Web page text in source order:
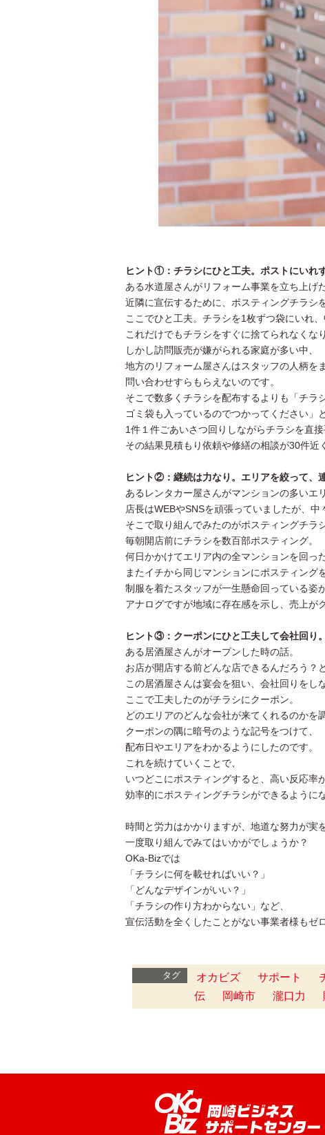
ヒント①：チラシにひと工夫。ポストにいれ
ある水道屋さんがリフォーム事業を立ち上げ
近隣に宣伝するために、ポスティングチラシ
ここでひと工夫。チラシを1枚ずつ袋にいれ
これだけでもチラシをすぐに捨てられなくな
しかし訪問販売が嫌がられる家庭が多い中、
地方のリフォーム屋さんはスタッフの人柄を
問い合わせすらもらえないのです。
そこで数多くチラシを配布するよりも「チラ
ゴミ袋も入っているのでつかってください」
1件１件ごあいさつ回りしながらチラシを直接
その結果見積もり依頼や修繕の相談が30件近
ヒント②：継続は力なり。エリアを絞って、
あるレンタカー屋さんがマンションの多いエ
店長はWEBやSNSを頑張っていましたが、中
そこで取り組んでみたのがポスティングチラシ
毎朝開店前にチラシを数百部ポスティング。
何日かかけてエリア内の全マンションを回った
またイチから同じマンションにポスティング
制服を着たスタッフが一生懸命回っている姿
アナログですが地域に存在感を示し、売上が
ヒント③：クーポンにひと工夫して会社回り。
ある居酒屋さんがオープンした時の話。
お店が開店する前どんな店できるんだろう？
この居酒屋さんは宴会を狙い、会社回りをし
ここで工夫したのがチラシにクーポン。
どのエリアのどんな会社が来てくれるのかを
クーポンの隅に暗号のような記号をつけて、
配布日やエリアをわかるようにしたのです。
これを続けていくことで、
いつどこにポスティングすると、高い反応率
効率的にポスティングチラシができるように
時間と労力はかかりますが、地道な努力が実
一度取り組んでみてはいかがでしょうか？
OKa-Bizでは
「チラシに何を載せればいい？」
「どんなデザインがいい？」
「チラシの作り方わからない」など、
宣伝活動を全くしたことがない事業者様もゼ
タグ オカビズ サポート
伝
岡崎市 瀧口力